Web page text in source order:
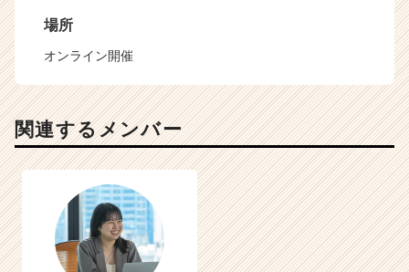
場所
オンライン開催
関連するメンバー